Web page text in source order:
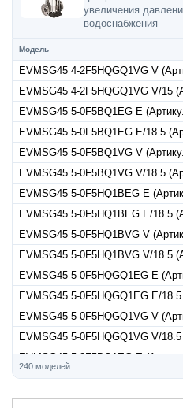
увеличения
водоснабжения
Модель
EVMSG45 4-2F5HQGQ1VG V
EVMSG45 4-2F5HQGQ1VG V/15
EVMSG45 5-0F5BQ1EG E
EVMSG45 5-0F5BQ1EG E/18.5
EVMSG45 5-0F5BQ1VG V
EVMSG45 5-0F5BQ1VG V/18.5
EVMSG45 5-0F5HQ1BEG E
EVMSG45 5-0F5HQ1BEG E/18.5
EVMSG45 5-0F5HQ1BVG V
EVMSG45 5-0F5HQ1BVG V/18.5
EVMSG45 5-0F5HQGQ1EG E
EVMSG45 5-0F5HQGQ1EG E/
EVMSG45 5-0F5HQGQ1VG V
EVMSG45 5-0F5HQGQ1VG V/
EVMSG45 5-2F5BQ1EG E
EVMSG45 5-2F5BQ1EG E/18.5
EVMSG45 5-2F5BQ1VG V
240 моделей